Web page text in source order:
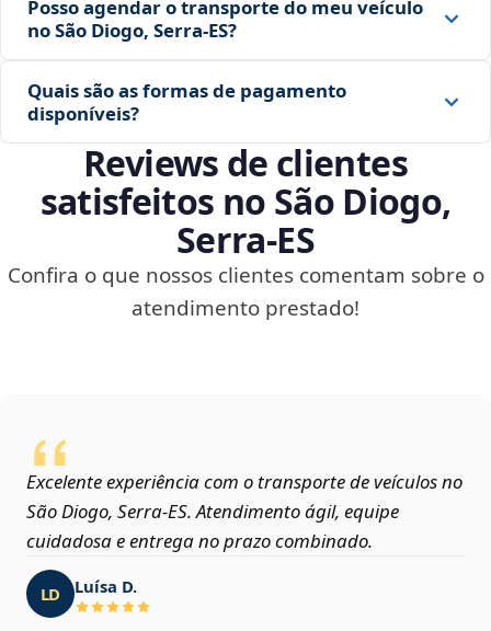
Posso agendar o transporte do meu veículo
no São Diogo, Serra‑ES?
Quais são as formas de pagamento
disponíveis?
Reviews de clientes
satisfeitos no São Diogo,
Serra‑ES
Confira o que nossos clientes comentam sobre o
atendimento prestado!
Excelente experiência com o transporte de veículos no
São Diogo, Serra‑ES. Atendimento ágil, equipe
cuidadosa e entrega no prazo combinado.
LD Luísa D.